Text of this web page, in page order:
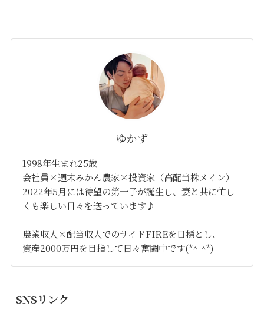
ゆかず
1998年生まれ25歳
会社員×週末みかん農家×投資家（高配当株メイン）
2022年5月には待望の第一子が誕生し、妻と共に忙し
くも楽しい日々を送っています♪
農業収入×配当収入でのサイドFIREを目標とし、
資産2000万円を目指して日々奮闘中です(*^-^*)
SNSリンク